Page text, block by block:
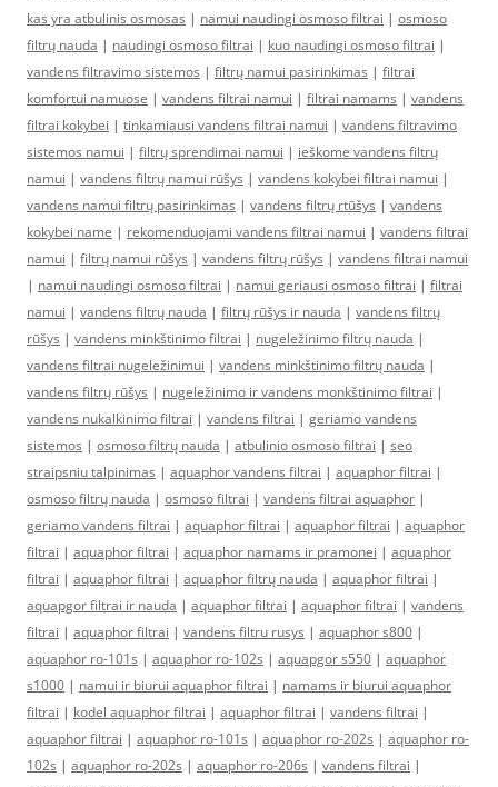
kas yra atbulinis osmosas | namui naudingi osmoso filtrai | osmoso
filtrų nauda | naudingi osmoso filtrai | kuo naudingi osmoso filtrai |
vandens filtravimo sistemos | filtrų namui pasirinkimas | filtrai
komfortui namuose | vandens filtrai namui | filtrai namams | vandens
filtrai kokybei | tinkamiausi vandens filtrai namui | vandens filtravimo
sistemos namui | filtrų sprendimai namui | ieškome vandens filtrų
namui | vandens filtrų namui rūšys | vandens kokybei filtrai namui |
vandens namui filtrų pasirinkimas | vandens filtrų rtūšys | vandens
kokybei name | rekomenduojami vandens filtrai namui | vandens filtrai
namui | filtrų namui rūšys | vandens filtrų rūšys | vandens filtrai namui
| namui naudingi osmoso filtrai | namui geriausi osmoso filtrai | filtrai
namui | vandens filtrų nauda | filtrų rūšys ir nauda | vandens filtrų
rūšys | vandens minkštinimo filtrai | nugeležinimo filtrų nauda |
vandens filtrai nugeležinimui | vandens minkštinimo filtrų nauda |
vandens filtrų rūšys | nugeležinimo ir vandens monkštinimo filtrai |
vandens nukalkinimo filtrai | vandens filtrai | geriamo vandens
sistemos | osmoso filtrų nauda | atbulinio osmoso filtrai | seo
straipsniu talpinimas | aquaphor vandens filtrai | aquaphor filtrai |
osmoso filtrų nauda | osmoso filtrai | vandens filtrai aquaphor |
geriamo vandens filtrai | aquaphor filtrai | aquaphor filtrai | aquaphor
filtrai | aquaphor filtrai | aquaphor namams ir pramonei | aquaphor
filtrai | aquaphor filtrai | aquaphor filtrų nauda | aquaphor filtrai |
aquapgor filtrai ir nauda | aquaphor filtrai | aquaphor filtrai | vandens
filtrai | aquaphor filtrai | vandens filtru rusys | aquaphor s800 |
aquaphor ro-101s | aquaphor ro-102s | aquapgor s550 | aquaphor
s1000 | namui ir biurui aquaphor filtrai | namams ir biurui aquaphor
filtrai | kodel aquaphor filtrai | aquaphor filtrai | vandens filtrai |
aquaphor filtrai | aquaphor ro-101s | aquaphor ro-202s | aquaphor ro-
102s | aquaphor ro-202s | aquaphor ro-206s | vandens filtrai |